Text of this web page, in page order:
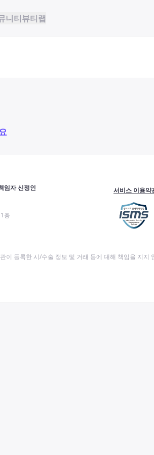
니티뷰티랩
임자 신정인
층
서비스 이용약
이 등록한 시/수술 정보 및 거래 등에 대해 책임을 지지